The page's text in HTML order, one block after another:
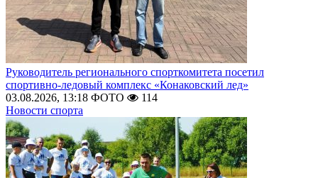
Руководитель регионального спорткомитета посетил
спортивно-ледовый комплекс «Конаковский лед»
03.08.2026, 13:18 ФОТО
114
Новости спорта